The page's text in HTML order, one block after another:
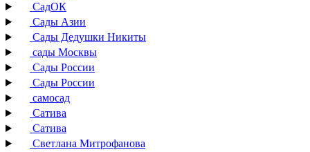
СадОК
Сады Азии
Сады Дедушки Никиты
сады Москвы
Сады России
Сады России
самосад
Сатива
Сатива
Светлана Митрофанова